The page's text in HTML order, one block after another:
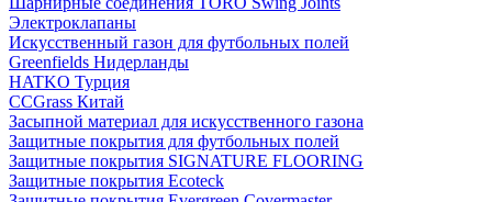
Электроклапаны
Искусственный газон для футбольных полей
Greenfields Нидерланды
HATKO Турция
CCGrass Китай
Засыпной материал для искусственного газона
Защитные покрытия для футбольных полей
Защитные покрытия SIGNATURE FLOORING
Защитные покрытия Ecoteck